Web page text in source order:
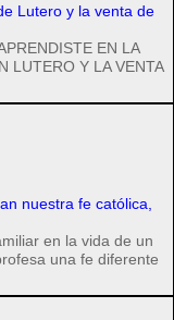
Lutero y la venta de
EN LA
LUTERO Y LA VENTA
nuestra fe católica,
en la vida de un
una fe diferente